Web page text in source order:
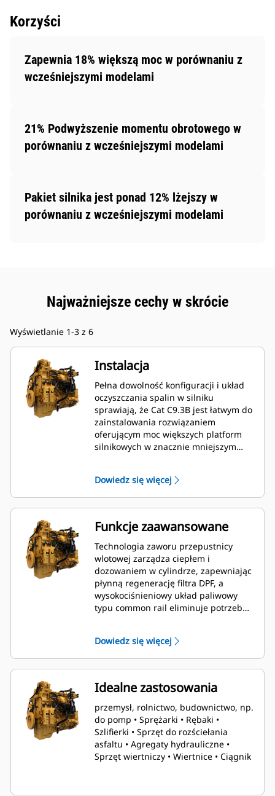
Korzyści
Zapewnia 18% większą moc w porównaniu z
wcześniejszymi modelami
21% Podwyższenie momentu obrotowego w
porównaniu z wcześniejszymi modelami
Pakiet silnika jest ponad 12% lżejszy w
porównaniu z wcześniejszymi modelami
Najważniejsze cechy w skrócie
Wyświetlanie 1-3 z 6
Instalacja
Pełna dowolność konfiguracji i układ
oczyszczania spalin w silniku
sprawiają, że Cat C9.3B jest łatwym do
zainstalowania rozwiązaniem
oferującym moc większych platform
silnikowych w znacznie mniejszym
Dowiedz się więcej
Funkcje zaawansowane
Technologia zaworu przepustnicy
wlotowej zarządza ciepłem i
dozowaniem w cylindrze, zapewniając
płynną regenerację filtra DPF, a
wysokociśnieniowy układ paliwowy
typu common rail eliminuje potrzebę
silnika, który jest o 18% mocniejszy niż
jego poprzednik. Dzięki temu
operatorzy maszyn mogą wykonywać
pracę bez względu na czas i
okoliczności.
Dowiedz się więcej
Idealne zastosowania
przemysł, rolnictwo, budownictwo, np.
do pomp • Sprężarki • Rębaki •
Szlifierki • Sprzęt do rozściełania
asfaltu • Agregaty hydrauliczne •
Sprzęt wiertniczy • Wiertnice • Ciągnik